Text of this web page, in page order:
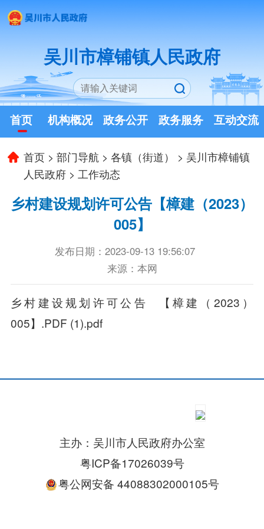
吴川市樟铺镇人民政府
首页 机构概况 政务公开 政务服务 互动交流
首页 >部门导航 >各镇（街道） > 吴川市樟铺镇
人民政府 > 工作动态
乡村建设规划许可公告【樟建（2023）
005】
发布日期：2023-09-13 19:56:07
来源：本网
乡村建设规划许可公告 【樟建（2023）
005】.PDF (1).pdf
主办：吴川市人民政府办公室
粤ICP备17026039号
粤公网安备 44088302000105号